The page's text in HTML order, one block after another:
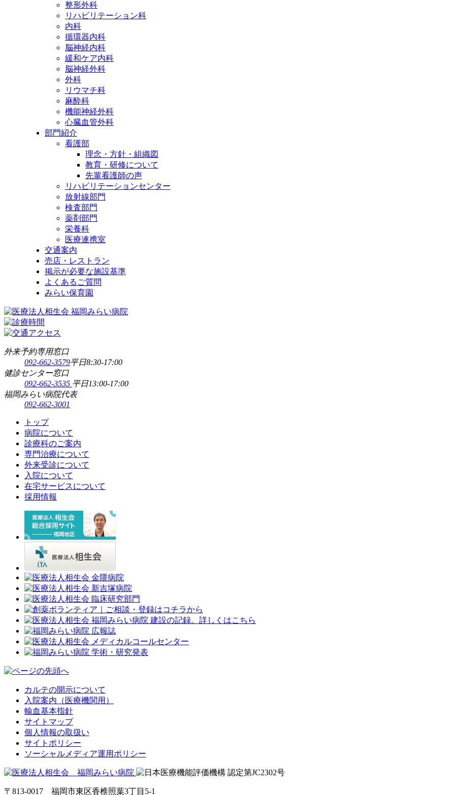
整形外科
リハビリテーション科
内科
循環器内科
脳神経内科
緩和ケア内科
脳神経外科
外科
リウマチ科
麻酔科
機能神経外科
心臓血管外科
部門紹介
看護部
理念・方針・組織図
教育・研修について
先輩看護師の声
リハビリテーションセンター
放射線部門
検査部門
薬剤部門
栄養科
医療連携室
交通案内
売店・レストラン
掲示が必要な施設基準
よくあるご質問
みらい保育園
外来予約専用窓口
092-662-3579平日8:30-17:00
健診センター窓口
092-662-3535 平日13:00-17:00
福岡みらい病院代表
092-662-3001
トップ
病院について
診療科のご案内
専門治療について
外来受診について
入院について
在宅サービスについて
採用情報
カルテの開示について
入院案内（医療機関用）
輸血基本指針
サイトマップ
個人情報の取扱い
サイトポリシー
ソーシャルメディア運用ポリシー
〒813-0017 福岡市東区香椎照葉3丁目5-1